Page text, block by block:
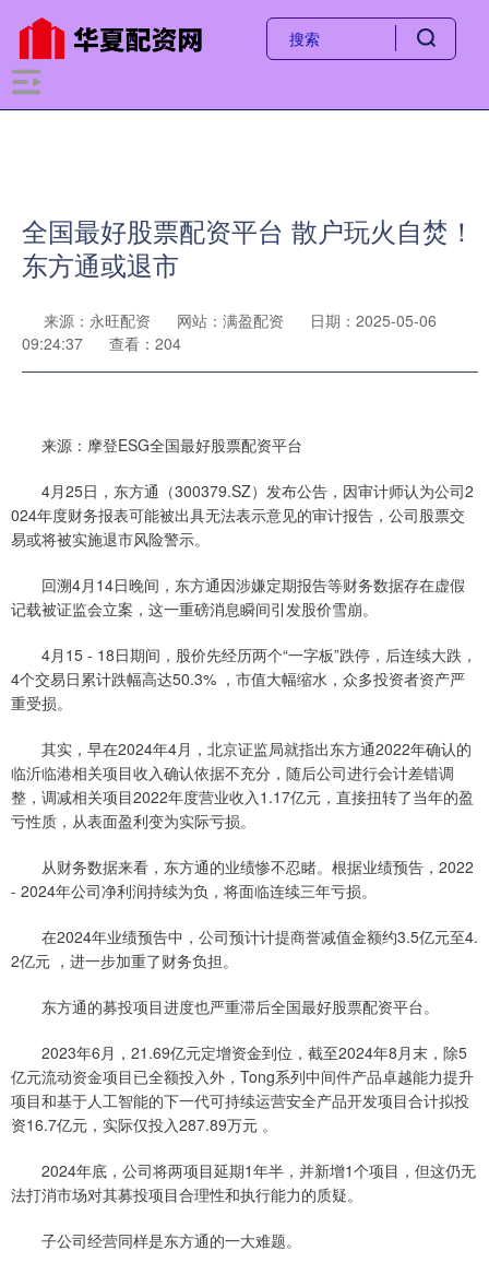
全国最好股票配资平台 散户玩火自焚！
东方通或退市
来源：永旺配资 网站：满盈配资
日期：2025-05-06
09:24:37
查看：204
来源：摩登ESG全国最好股票配资平台
4月25日，东方通（300379.SZ）发布公告，因审计师认为公司2
024年度财务报表可能被出具无法表示意见的审计报告，公司股票交
易或将被实施退市风险警示。
回溯4月14日晚间，东方通因涉嫌定期报告等财务数据存在虚假
记载被证监会立案，这一重磅消息瞬间引发股价雪崩。
4月15 - 18日期间，股价先经历两个“一字板”跌停，后连续大跌，
4个交易日累计跌幅高达50.3% ，市值大幅缩水，众多投资者资产严
重受损。
其实，早在2024年4月，北京证监局就指出东方通2022年确认的
临沂临港相关项目收入确认依据不充分，随后公司进行会计差错调
整，调减相关项目2022年度营业收入1.17亿元，直接扭转了当年的盈
亏性质，从表面盈利变为实际亏损。
从财务数据来看，东方通的业绩惨不忍睹。根据业绩预告，2022
- 2024年公司净利润持续为负，将面临连续三年亏损。
在2024年业绩预告中，公司预计计提商誉减值金额约3.5亿元至4.
2亿元 ，进一步加重了财务负担。
东方通的募投项目进度也严重滞后全国最好股票配资平台。
2023年6月，21.69亿元定增资金到位，截至2024年8月末，除5
亿元流动资金项目已全额投入外，Tong系列中间件产品卓越能力提升
项目和基于人工智能的下一代可持续运营安全产品开发项目合计拟投
资16.7亿元，实际仅投入287.89万元 。
2024年底，公司将两项目延期1年半，并新增1个项目，但这仍无
法打消市场对其募投项目合理性和执行能力的质疑。
子公司经营同样是东方通的一大难题。